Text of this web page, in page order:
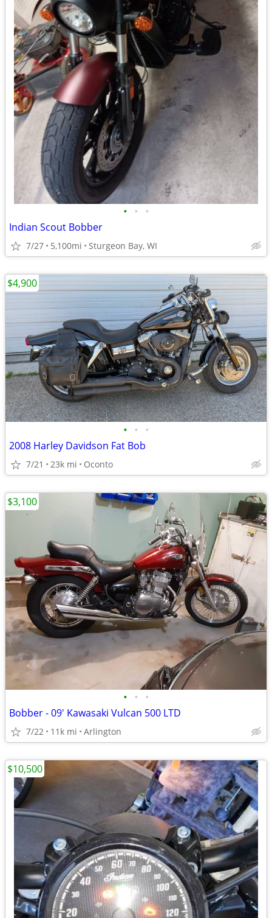
• • •
Indian Scout Bobber
7/27 5,100mi Sturgeon Bay, WI
• • •
2008 Harley Davidson Fat Bob
7/21 23k mi Oconto
$4,900
• • •
Bobber - 09' Kawasaki Vulcan 500 LTD
7/22 11k mi Arlington
$3,100
$10,500